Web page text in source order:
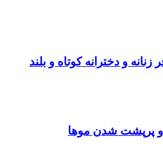
و دخترانه کوتاه و بلند